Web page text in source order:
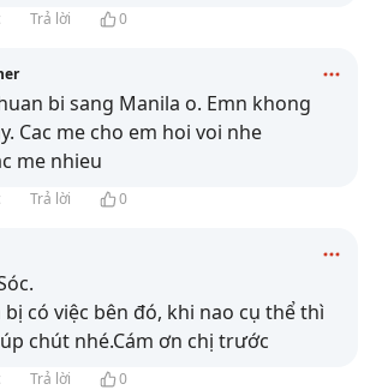
Trả lời 0
bi sang Manila o. Emn khong
Cac me cho em hoi voi nhe
me nhieu
Trả lời 0
bị có việc bên đó, khi nao cụ thể thì
chút nhé.Cám ơn chị trước
Trả lời 0